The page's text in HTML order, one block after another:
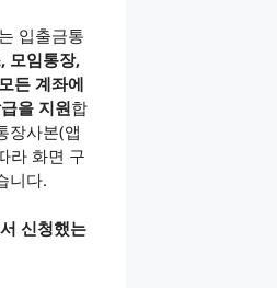
입출금통
모임통장,
든 계좌에
을 지원합
장사본(앱
라 화면 구
니다.
신청했는